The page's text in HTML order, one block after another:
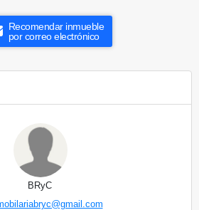
Recomendar inmueble
por correo electrónico
BRyC